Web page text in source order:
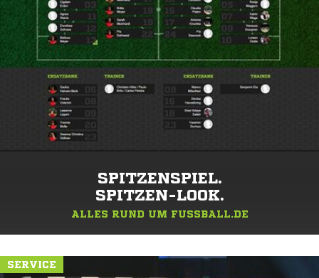
SPITZENSPIEL.
SPITZEN-LOOK.
ALLES RUND UM FUSSBALL.DE
SERVICE